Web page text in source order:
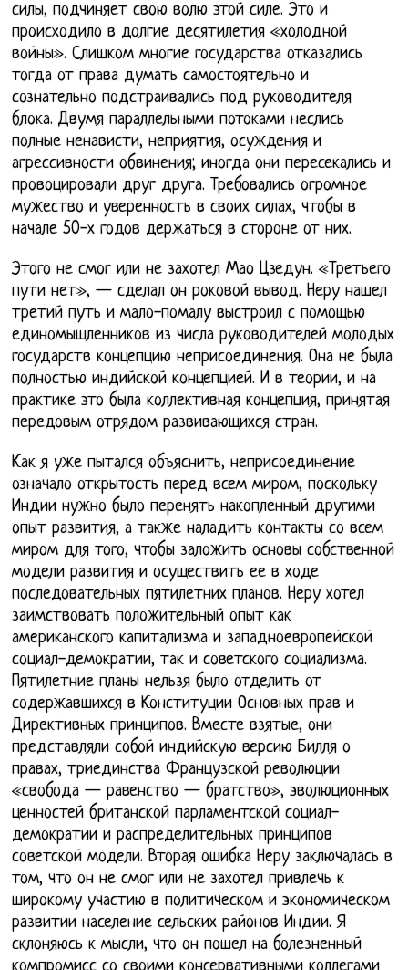
силы, подчиняет свою волю этой силе. Это и
происходило в долгие десятилетия «холодной
войны». Слишком многие государства отказались
тогда от права думать самостоятельно и
сознательно подстраивались под руководителя
блока. Двумя параллельными потоками неслись
полные ненависти, неприятия, осуждения и
агрессивности обвинения; иногда они пересекались и
провоцировали друг друга. Требовались огромное
мужество и уверенность в своих силах, чтобы в
начале 50-х годов держаться в стороне от них.
Этого не смог или не захотел Мао Цзедун. «Третьего
пути нет», — сделал он роковой вывод. Неру нашел
третий путь и мало-помалу выстроил с помощью
единомышленников из числа руководителей молодых
государств концепцию неприсоединения. Она не была
полностью индийской концепцией. И в теории, и на
практике это была коллективная концепция, принятая
передовым отрядом развивающихся стран.
Как я уже пытался объяснить, неприсоединение
означало открытость перед всем миром, поскольку
Индии нужно было перенять накопленный другими
опыт развития, а также наладить контакты со всем
миром для того, чтобы заложить основы собственной
модели развития и осуществить ее в ходе
последовательных пятилетних планов. Неру хотел
заимствовать положительный опыт как
американского капитализма и западноевропейской
социал-демократии, так и советского социализма.
Пятилетние планы нельзя было отделить от
содержавшихся в Конституции Основных прав и
Директивных принципов. Вместе взятые, они
представляли собой индийскую версию Билля о
правах, триединства Французской революции
«свобода — равенство — братство», эволюционных
ценностей британской парламентской социал-
демократии и распределительных принципов
советской модели. Вторая ошибка Неру заключалась в
том, что он не смог или не захотел привлечь к
широкому участию в политическом и экономическом
развитии население сельских районов Индии. Я
склоняюсь к мысли, что он пошел на болезненный